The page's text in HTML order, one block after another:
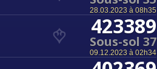
28.03.2023 à 08h35
423389
Sous-sol 37
09.12.2023 à 02h34